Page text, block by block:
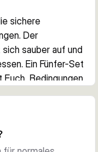
sichere
Der
sauber auf und
Ein Fünfer-Set
Bedingungen
Pose ist
Auswahl